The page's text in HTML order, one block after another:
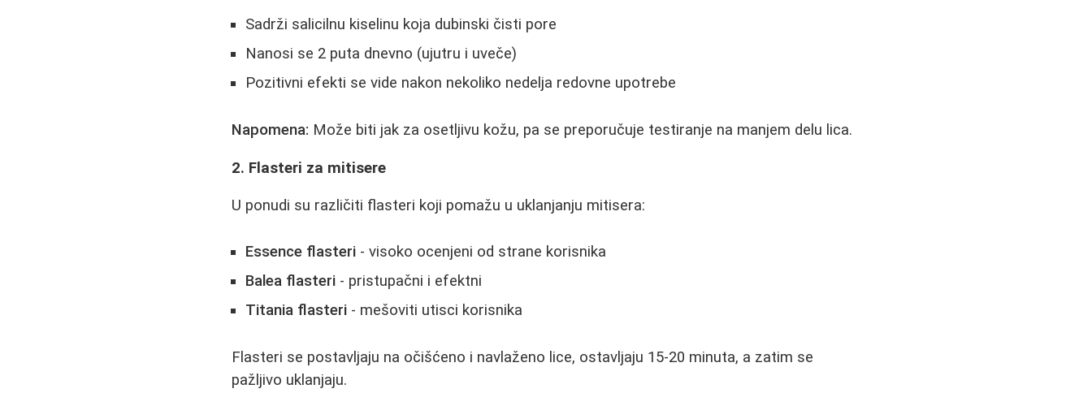
Sadrži salicilnu kiselinu koja dubinski čisti pore
Nanosi se 2 puta dnevno (ujutru i uveče)
Pozitivni efekti se vide nakon nekoliko nedelja redovne upotrebe
Napomena: Može biti jak za osetljivu kožu, pa se preporučuje testiranje na manjem delu lica.
2. Flasteri za mitisere
U ponudi su različiti flasteri koji pomažu u uklanjanju mitisera:
Essence flasteri - visoko ocenjeni od strane korisnika
Balea flasteri - pristupačni i efektni
Titania flasteri - mešoviti utisci korisnika
Flasteri se postavljaju na očišćeno i navlaženo lice, ostavljaju 15-20 minuta, a zatim se
pažljivo uklanjaju.